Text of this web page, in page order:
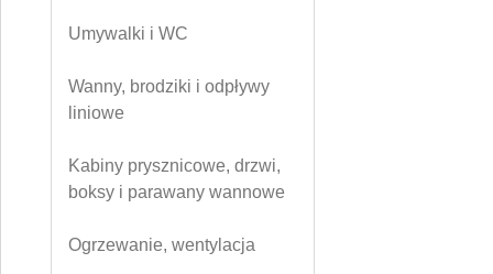
Umywalki i WC
Wanny, brodziki i odpływy
liniowe
Kabiny prysznicowe, drzwi,
boksy i parawany wannowe
Ogrzewanie, wentylacja